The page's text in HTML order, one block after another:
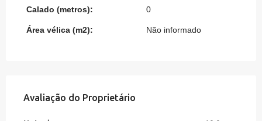
Calado (metros): 0
Área vélica (m2): Não informado
Avaliação do Proprietário